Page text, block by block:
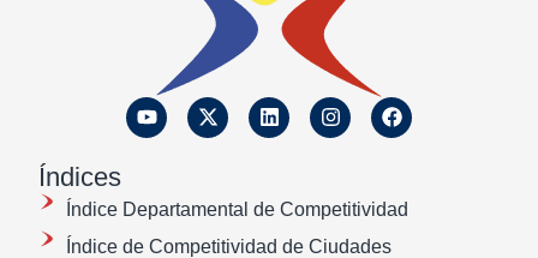
Índices
Índice Departamental de Competitividad
Índice de Competitividad de Ciudades